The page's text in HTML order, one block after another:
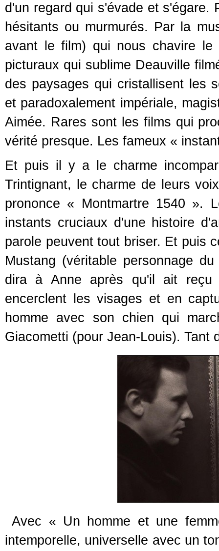
d'un regard qui s'évade et s'égare.
hésitants ou murmurés. Par la
avant le film) qui nous chavire
picturaux qui sublime Deauville
des paysages qui cristallisent les
et paradoxalement impériale,
Aimée. Rares sont les films qui
vérité presque. Les fameux «
Et puis il y a le charme
Trintignant, le charme de leurs
prononce « Montmartre 1540 ».
instants cruciaux d'une histoire
parole peuvent tout briser. Et puis
Mustang (véritable personnage
dira à Anne après qu'il ait
encerclent les visages et en
homme avec son chien qui
Giacometti (pour Jean-Louis). Tant
Avec « Un homme et une
intemporelle, universelle avec un